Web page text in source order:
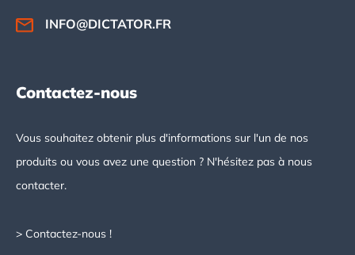
INFO@DICTATOR.FR
Contactez-nous
Vous souhaitez obtenir plus d'informations sur l'un de nos
produits ou vous avez une question ? N'hésitez pas à nous
contacter.
> Contactez-nous !